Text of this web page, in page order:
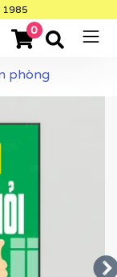
1985
0
phòng